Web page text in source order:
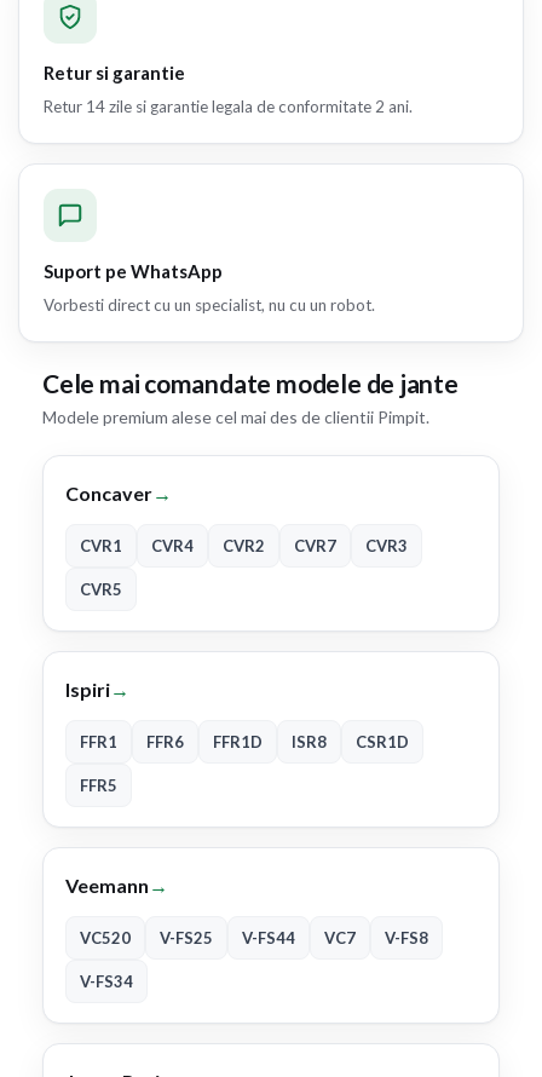
Retur si garantie
Retur 14 zile si garantie legala de conformitate 2 ani.
Suport pe WhatsApp
Vorbesti direct cu un specialist, nu cu un robot.
Cele mai comandate modele de jante
Modele premium alese cel mai des de clientii Pimpit.
Concaver→
CVR1 CVR4 CVR2 CVR7 CVR3
CVR5
Ispiri→
FFR1 FFR6 FFR1D ISR8 CSR1D
FFR5
Veemann →
VC520 V-FS25 V-FS44 VC7 V-FS8
V-FS34